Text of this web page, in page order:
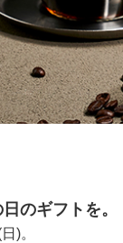
のギフトを。
)。